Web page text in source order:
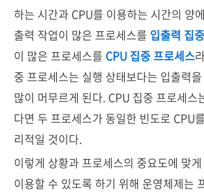
하는 시간과 CPU를 이용하는 시간의 양
출력 작업이 많은 프로세스를 입출력 집
이 많은 프로세스를 CPU 집중 프로세스
중 프로세스는 실행 상태보다는 입출력
많이 머무르게 된다. CPU 집중 프로세스
다면 두 프로세스가 동일한 빈도로 CPU
리적일 것이다.
이렇게 상황과 프로세스의 중요도에 맞
이용할 수 있도록 하기 위해 운영체제는